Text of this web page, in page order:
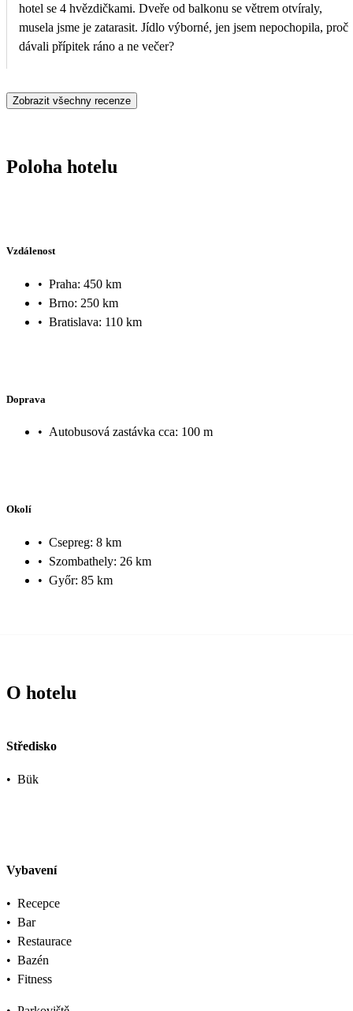
hotel se 4 hvězdičkami. Dveře od balkonu se větrem otvíraly,
musela jsme je zatarasit. Jídlo výborné, jen jsem nepochopila, proč
dávali přípitek ráno a ne večer?
Zobrazit všechny recenze
Poloha hotelu
Vzdálenost
• Praha: 450 km
• Brno: 250 km
• Bratislava: 110 km
Doprava
• Autobusová zastávka cca: 100 m
Okolí
• Csepreg: 8 km
• Szombathely: 26 km
• Győr: 85 km
O hotelu
Středisko
• Bük
Vybavení
• Recepce
• Bar
• Restaurace
• Bazén
• Fitness